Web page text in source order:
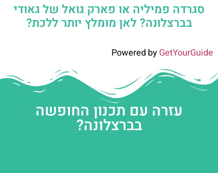
סגרדה פמיליה או פארק גואל של גאודי
בברצלונה? לאן מומלץ יותר ללכת?
Powered byGetYourGuide
עזרה עם תכנון החופשה
בברצלונה?